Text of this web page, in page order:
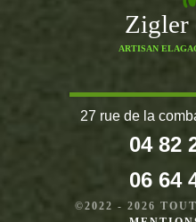
Zigler
ARTISAN
27 rue de la
04 82
06 64
©2022 - 2026